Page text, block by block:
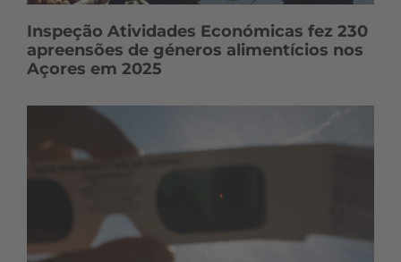
Inspeção Atividades Económicas fez 230
apreensões de géneros alimentícios nos
Açores em 2025